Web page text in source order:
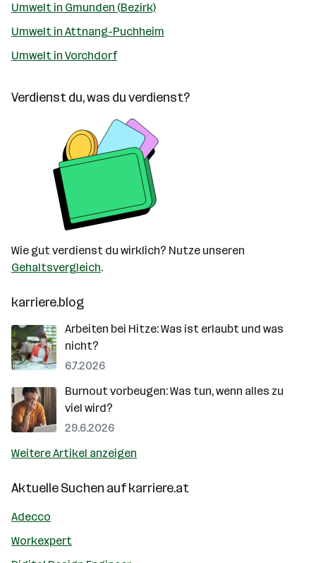
Umwelt in Gmunden (Bezirk)
Umwelt in Attnang-Puchheim
Umwelt in Vorchdorf
Verdienst du, was du verdienst?
Wie gut verdienst du wirklich? Nutze unseren
Gehaltsvergleich.
karriere.blog
Arbeiten bei Hitze: Was ist erlaubt und was
nicht?
6.7.2026
Burnout vorbeugen: Was tun, wenn alles zu
viel wird?
29.6.2026
Weitere Artikel anzeigen
Aktuelle Suchen aufkarriere.at
Adecco
Workexpert